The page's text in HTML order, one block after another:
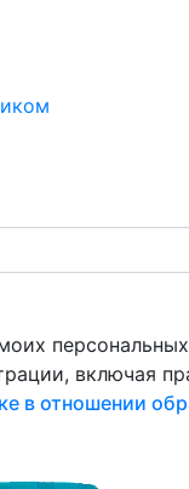
включая
в отношении